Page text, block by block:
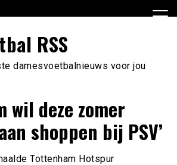
RSS
damesvoetbalnieuws voor jou
wil deze zomer
shoppen bij PSV’
Tottenham Hotspur